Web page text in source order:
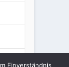
Einverständnis